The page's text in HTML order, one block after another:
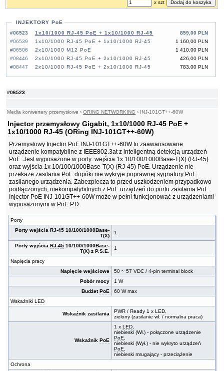
#06523
Media konwertery przemysłowe ›ORING NETWORKING › INJ-101GT++-60W
Injector przemysłowy Gigabit, 1x10/1000 RJ-45 PoE +
1x10/1000 RJ-45 (ORing INJ-101GT++-60W)
Przemysłowy Injector PoE INJ-101GT++-60W to zaawansowane
urządzenie kompatybilne z IEEE802.3at z inteligentną detekcją urządzeń
PoE. Jest wyposażone w porty: wejścia 1x 10/100/1000Base-T(X) (RJ-45)
oraz wyjścia 1x 10/100/1000Base-T(X) (RJ-45) PoE. Urządzenie nie
przekaże zasilania PoE dopóki nie wykryje poprawnej sygnatury PoE
zasilanego urządzenia. Zabezpiecza to przed uszkodzeniem przypadkowo
podłączonych, niekompatybilnych z PoE urządzeń do portu zasilania PoE.
Injector PoE INJ-101GT++-60W może w pełni funkcjonować z urządzeniami
wyposażonymi w PoE P.D.
Porty
Porty wejściaRJ-45 10/100/1000Base-
T(X)
1
Porty wyjściaRJ-45 10/100/1000Base-
T(X) z P.S.E.
1
Napięcia pracy
Napięcie wejściowe
50 ~ 57 VDC / 4-pin terminal block
Pobór mocy
1 W
BudżetPoE
60 W max
WskaźnikiLED
Wskaźnik zasilania PWR / Ready 1 xLED,
zielony (zasilanie wł. / normalna praca)
WskaźnikPoE
1 xLED,
niebieski (Wł.) - połączone urządzenie
PoE,
niebieski (Wył.) - nie wykryto urządzeń
PoE,
niebieski mrugający - przeciążenie
Ochrona
x szt
INJEKTORY PoE
#06523
859,00 PLN
1x10/1000 RJ-45 PoE + 1x10/1000 RJ-45
#06539
1 160,00 PLN
1x10/1000 RJ-45 PoE + 1x10/1000 RJ-45
#06506
1 410,00 PLN
2x10/1000 M12 PoE
#08446
426,00 PLN
2x10/1000 RJ-45 PoE + 2x10/1000 RJ-45
#08447
783,00 PLN
2x10/1000 RJ-45 PoE + 2x10/1000 RJ-45